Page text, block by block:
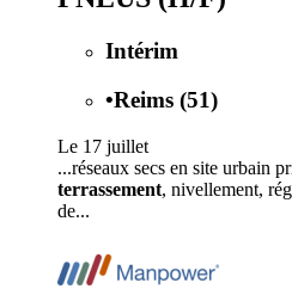
Intérim
•Reims (51)
Le 17 juillet
...réseaux secs en site urbain
terrassement, nivellement,
de...